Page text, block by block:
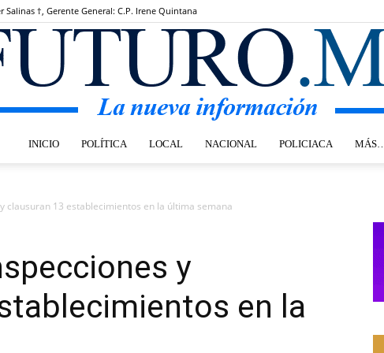
Salinas †, Gerente General: C.P. Irene Quintana
INICIO POLÍTICA LOCAL NACIONAL POLICIACA
clausuran 13 establecimientos en la última semana
y
en la